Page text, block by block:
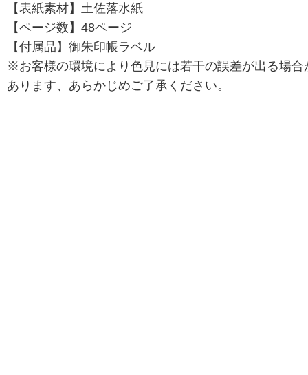
【表紙素材】土佐落水紙
【ページ数】48ページ
【付属品】御朱印帳ラベル
※お客様の環境により色見には若干の誤差が出る場合
あります、あらかじめご了承ください。